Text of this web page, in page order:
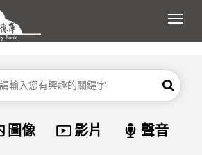
展
關鍵字 搜尋
資料類型
圖像 影片 聲音